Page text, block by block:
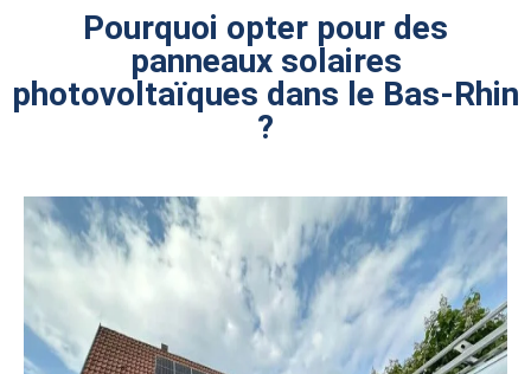
Pourquoi opter pour des
panneaux solaires
photovoltaïques dans le Bas-Rhin
?